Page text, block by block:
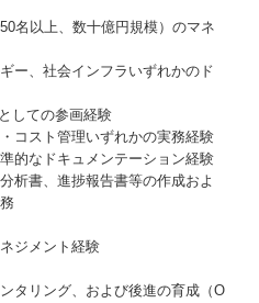
名以上、数十億円規模）のマネ
ー、社会インフラいずれかのド
しての参画経験
コスト管理いずれかの実務経験
的なドキュメンテーション経験
析書、進捗報告書等の作成およ
ジメント経験
タリング、および後進の育成（O